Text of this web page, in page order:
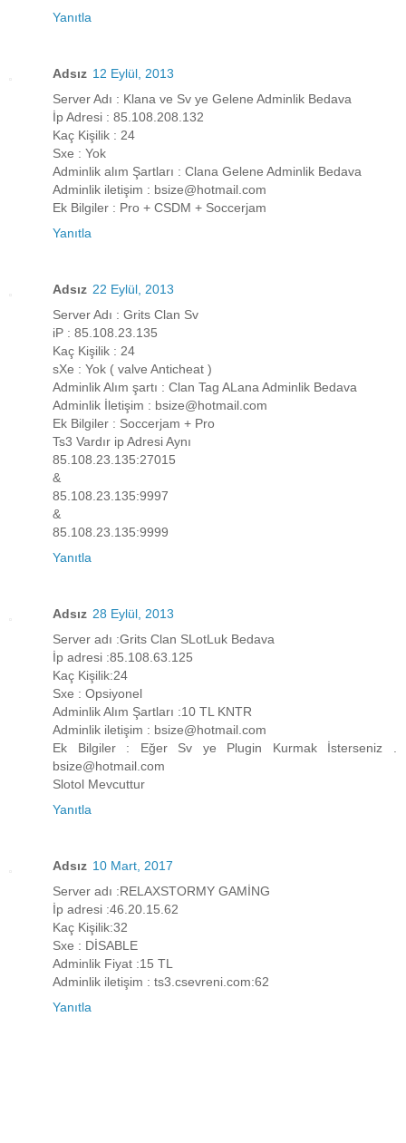
Yanıtla
Adsız 12 Eylül, 2013
Server Adı : Klana ve Sv ye Gelene Adminlik Bedava
İp Adresi : 85.108.208.132
Kaç Kişilik : 24
Sxe : Yok
Adminlik alım Şartları : Clana Gelene Adminlik Bedava
Adminlik iletişim : bsize@hotmail.com
Ek Bilgiler : Pro + CSDM + Soccerjam
Yanıtla
Adsız 22 Eylül, 2013
Server Adı : Grits Clan Sv
iP : 85.108.23.135
Kaç Kişilik : 24
sXe : Yok ( valve Anticheat )
Adminlik Alım şartı : Clan Tag ALana Adminlik Bedava
Adminlik İletişim : bsize@hotmail.com
Ek Bilgiler : Soccerjam + Pro
Ts3 Vardır ip Adresi Aynı
85.108.23.135:27015
&
85.108.23.135:9997
&
85.108.23.135:9999
Yanıtla
Adsız 28 Eylül, 2013
Server adı :Grits Clan SLotLuk Bedava
İp adresi :85.108.63.125
Kaç Kişilik:24
Sxe : Opsiyonel
Adminlik Alım Şartları :10 TL KNTR
Adminlik iletişim : bsize@hotmail.com
Ek Bilgiler : Eğer Sv ye Plugin Kurmak İsterseniz .
bsize@hotmail.com
Slotol Mevcuttur
Yanıtla
Adsız 10 Mart, 2017
Server adı :RELAXSTORMY GAMİNG
İp adresi :46.20.15.62
Kaç Kişilik:32
Sxe : DİSABLE
Adminlik Fiyat :15 TL
Adminlik iletişim : ts3.csevreni.com:62
Yanıtla